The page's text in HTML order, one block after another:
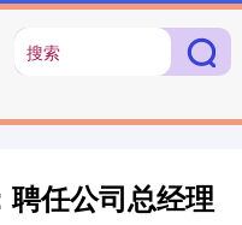
任公司总经理